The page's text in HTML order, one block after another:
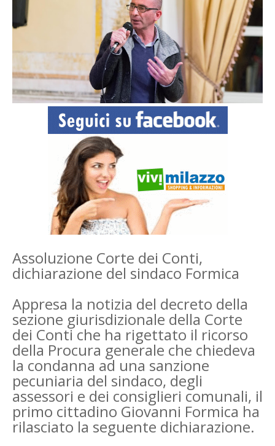
Assoluzione Corte dei Conti,
dichiarazione del sindaco Formica
Appresa la notizia del decreto della
sezione giurisdizionale della Corte
dei Conti che ha rigettato il ricorso
della Procura generale che chiedeva
la condanna ad una sanzione
pecuniaria del sindaco, degli
assessori e dei consiglieri comunali, il
primo cittadino Giovanni Formica ha
rilasciato la seguente dichiarazione.